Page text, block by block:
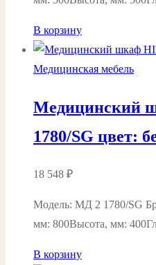
В корзину
Медицинская мебель
Медицинский
1780/SG цвет:
18 548 ₽
Модель: МД 2 1780/SG
мм: 800Высота, мм:
В корзину